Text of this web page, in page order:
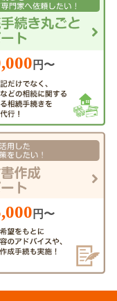
円〜
円〜